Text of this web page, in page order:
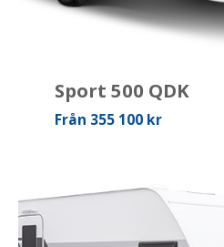
Sport 500 QDK
Från 355 100 kr